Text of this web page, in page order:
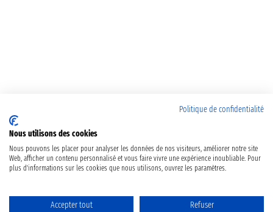
Politique de confidentialité
Nous utilisons des cookies
Nous pouvons les placer pour analyser les données de nos visiteurs, améliorer notre site
Web, afficher un contenu personnalisé et vous faire vivre une expérience inoubliable. Pour
plus d'informations sur les cookies que nous utilisons, ouvrez les paramètres.
Accepter tout Refuser